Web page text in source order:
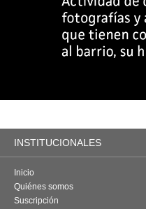
INSTITUCIONALES
Inicio
Quiénes somos
Suscripción